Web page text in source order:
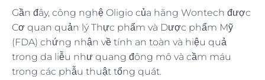
Gần đây, công nghệ Oligio của hãng Wontech được
Cơ quan quản lý Thực phẩm và Dược phẩm Mỹ
(FDA) chứng nhận về tính an toàn và hiệu quả
trong da liễu như quang đông mô và cầm máu
trong các phẫu thuật tổng quát.